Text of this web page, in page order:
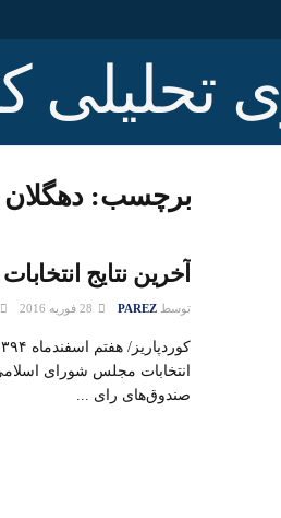
برچسب:دهگلان
آخرین نتایج
توسط PAREZ
انتخابات مجلس شورای
صندوق‌های رای ...